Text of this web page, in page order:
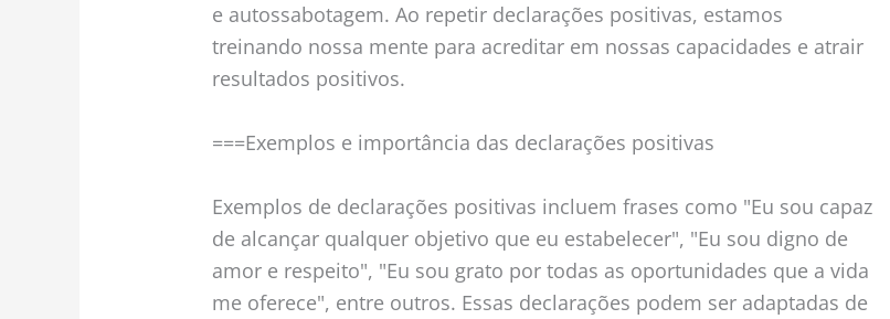
e autossabotagem. Ao repetir declarações positivas, estamos
treinando nossa mente para acreditar em nossas capacidades e atrair
resultados positivos.
===Exemplos e importância das declarações positivas
Exemplos de declarações positivas incluem frases como "Eu sou capaz
de alcançar qualquer objetivo que eu estabelecer", "Eu sou digno de
amor e respeito", "Eu sou grato por todas as oportunidades que a vida
me oferece", entre outros. Essas declarações podem ser adaptadas de